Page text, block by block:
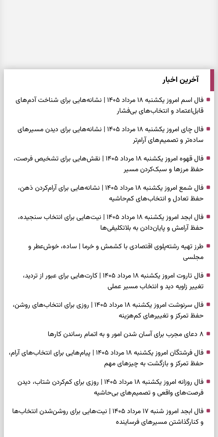
آخرین اخبار
فال اسم امروز یکشنبه ۱۸ مرداد ۱۴۰۵ | نشانه‌هایی برای شناخت آدم‌های
قابل‌اعتماد و انتخاب‌های بی‌فشار
فال چای امروز یکشنبه ۱۸ مرداد ۱۴۰۵ | نشانه‌هایی برای دیدن مسیرهای
ساده‌تر و تصمیم‌های آرام‌تر
فال قهوه امروز یکشنبه ۱۸ مرداد ۱۴۰۵ | نقش‌هایی برای تشخیص فرصت،
حفظ مرزها و سبک‌کردن مسیر
فال شمع امروز یکشنبه ۱۸ مرداد ۱۴۰۵ | نشانه‌هایی برای آرام‌کردن ذهن،
حفظ تعادل و انتخاب‌های کم‌حاشیه
فال ابجد امروز یکشنبه ۱۸ مرداد ۱۴۰۵ | نیت‌هایی برای انتخاب سنجیده،
حفظ آرامش و پایان‌دادن به بلاتکلیفی‌ها
طرز تهیه رشته‌پلوی اقتصادی با کشمش و خرما | ساده، خوش‌عطر و
مجلسی
فال تاروت امروز یکشنبه ۱۸ مرداد ۱۴۰۵ | کارت‌هایی برای عبور از تردید،
تغییر زاویه دید و انتخاب مسیر عملی
فال سرنوشت امروز یکشنبه ۱۸ مرداد ۱۴۰۵ | روزی برای انتخاب‌های روشن،
حفظ تمرکز و تغییرهای کم‌هزینه
۸ دعای مجرب برای آسان شدن امور و به اتمام رساندن کار‌ها
فال فرشتگان امروز یکشنبه ۱۸ مرداد ۱۴۰۵ | پیام‌هایی برای انتخاب‌های آرام،
حفظ تمرکز و بازگشت به چیزهای مهم
فال روزانه امروز یکشنبه ۱۸ مرداد ۱۴۰۵ | روزی برای کم‌کردن شتاب، دیدن
فرصت‌های واقعی و تصمیم‌های بی‌حاشیه
فال ابجد امروز شنبه ۱۷ مرداد ۱۴۰۵ | نیت‌هایی برای روشن‌شدن انتخاب‌ها
و کنارگذاشتن مسیرهای فرساینده